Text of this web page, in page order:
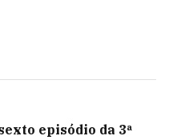
episódio da 3ª